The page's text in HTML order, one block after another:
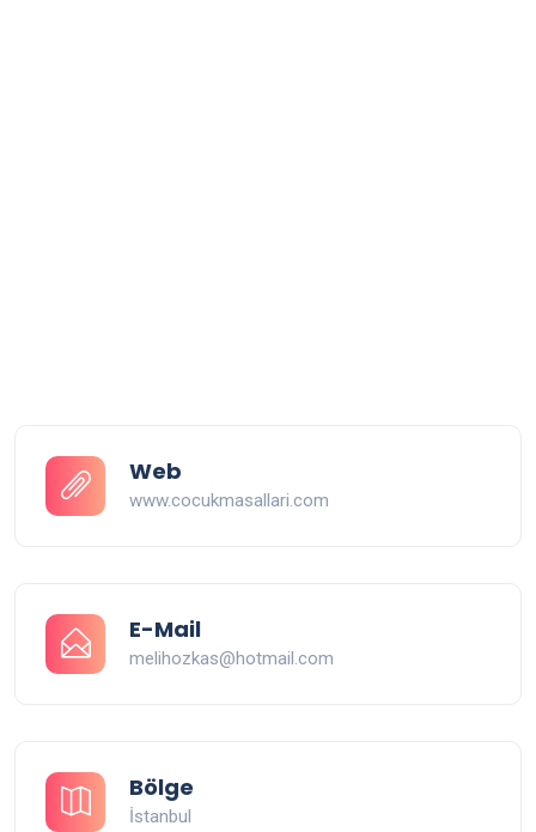
Web
www.cocukmasallari.com
E-Mail
melihozkas@hotmail.com
Bölge
İstanbul